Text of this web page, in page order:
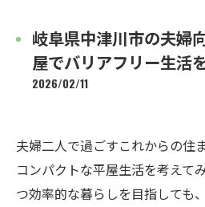
岐阜県中津川市の夫婦
屋でバリアフリー生活
2026/02/11
夫婦二人で過ごすこれからの住
コンパクトな平屋生活を考えて
つ効率的な暮らしを目指しても